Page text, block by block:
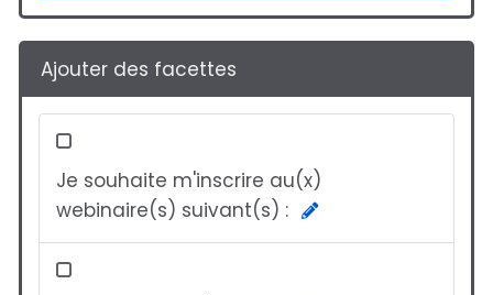
Ajouter des facettes
Je souhaite m'inscrire au(x)
webinaire(s) suivant(s) :